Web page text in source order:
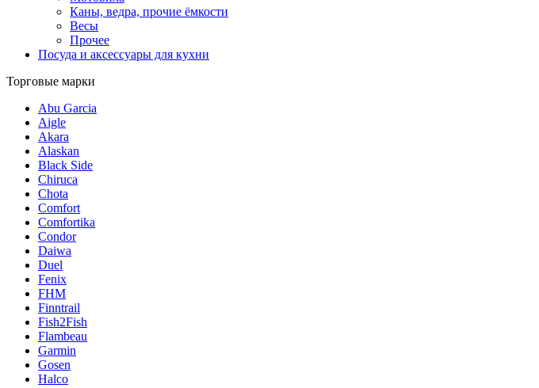
Каны, ведра, прочие ёмкости
Весы
Прочее
Посуда и аксессуары для кухни
Торговые марки
Abu Garcia
Aigle
Akara
Alaskan
Black Side
Chiruca
Chota
Comfort
Comfortika
Condor
Daiwa
Duel
Fenix
FHM
Finntrail
Fish2Fish
Flambeau
Garmin
Gosen
Halco